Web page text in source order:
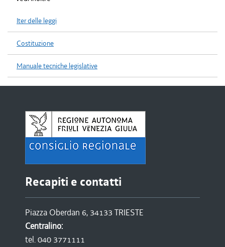
Iter delle leggi
Costituzione
Manuale tecniche legislative
Recapiti e contatti
Piazza Oberdan 6, 34133 TRIESTE
Centralino:
tel. 040 3771111